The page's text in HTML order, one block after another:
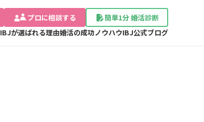
プロに相談する
簡単1分 婚活診断
IBJが選ばれる理由婚活の成功ノウハウIBJ公式ブログ